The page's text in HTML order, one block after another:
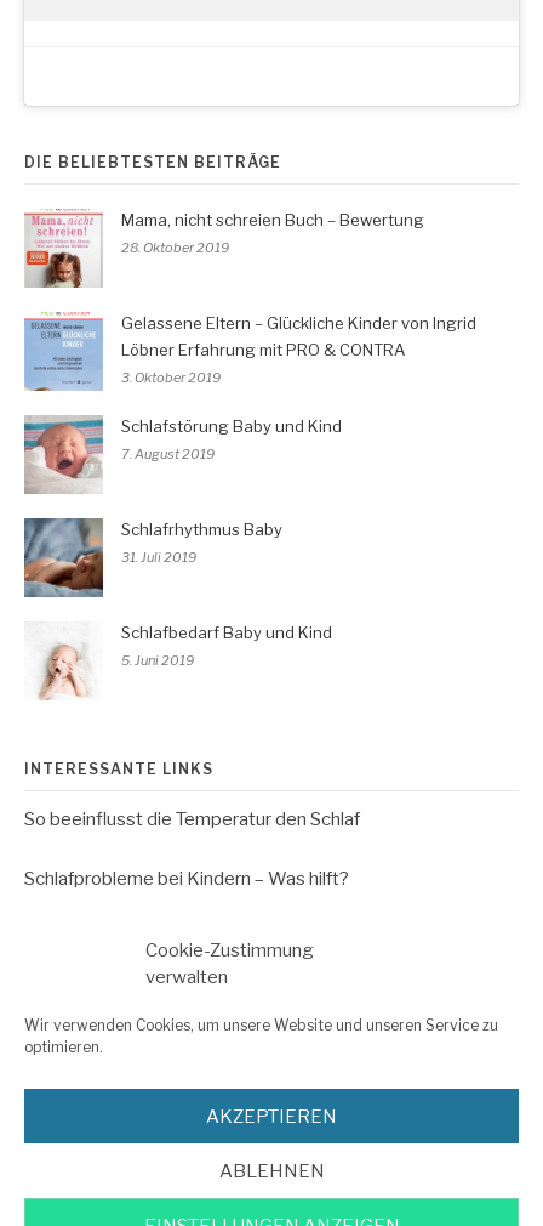
Cookie-Zustimmung
verwalten
Wir verwenden Cookies, um unsere Website und unseren Service zu
optimieren.
AKZEPTIEREN
ABLEHNEN
DIE BELIEBTESTEN BEITRÄGE
Mama, nicht schreien Buch – Bewertung
28. Oktober 2019
Gelassene Eltern – Glückliche Kinder von Ingrid
Löbner Erfahrung mit PRO & CONTRA
3. Oktober 2019
Schlafstörung Baby und Kind
7. August 2019
Schlafrhythmus Baby
31. Juli 2019
Schlafbedarf Baby und Kind
5. Juni 2019
INTERESSANTE LINKS
So beeinflusst die Temperatur den Schlaf
Schlafprobleme bei Kindern – Was hilft?
Impressum
Copyright © 2026 Endlich Schlaf für Ihr Baby Erfahrungen. All Rights
Reserved.